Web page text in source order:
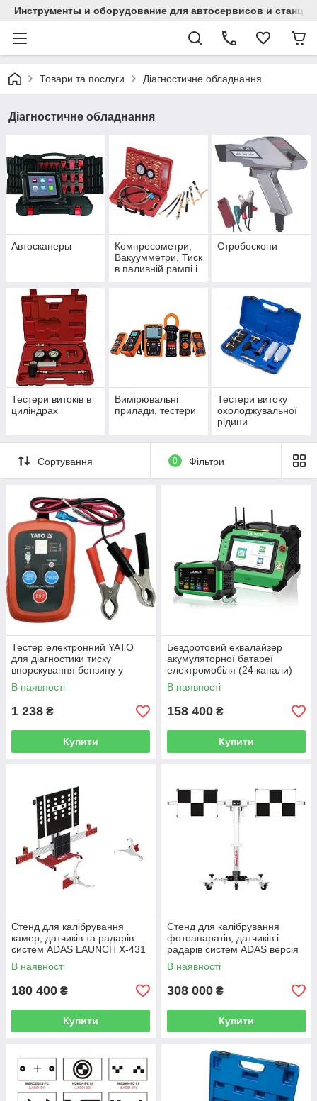
Инструменты и оборудование для автосервисов и
Товари та послуги Діагностичне обладнання
Діагностичне обладнання
Автосканеры
Компресометри,
Вакуумметри, Тиск
в паливній рампі і
Стробоскопи
Тестери витоків в
циліндрах
Вимірювальні
прилади, тестери
Тестери витоку
охолоджувальної
рідини
Сортування 0 Фільтри
Тестер електронний YATO
для діагностики тиску
впорскування бензину у
двигуні YT-72960
В наявності
1 238 ₴
Купити
Бездротовий еквалайзер
акумуляторної батареї
електромобіля (24 канали)
LAUNCH EVB624
В наявності
158 400 ₴
Купити
Стенд для калібрування
камер, датчиків та радарів
систем ADAS LAUNCH X-431
ADAS PRO
В наявності
180 400 ₴
Купити
Стенд для калібрування
фотоапаратів, датчиків і
радарів систем ADAS версія
Mobile LAUNCH X-431 ADAS
Mobile
В наявності
308 000 ₴
Купити